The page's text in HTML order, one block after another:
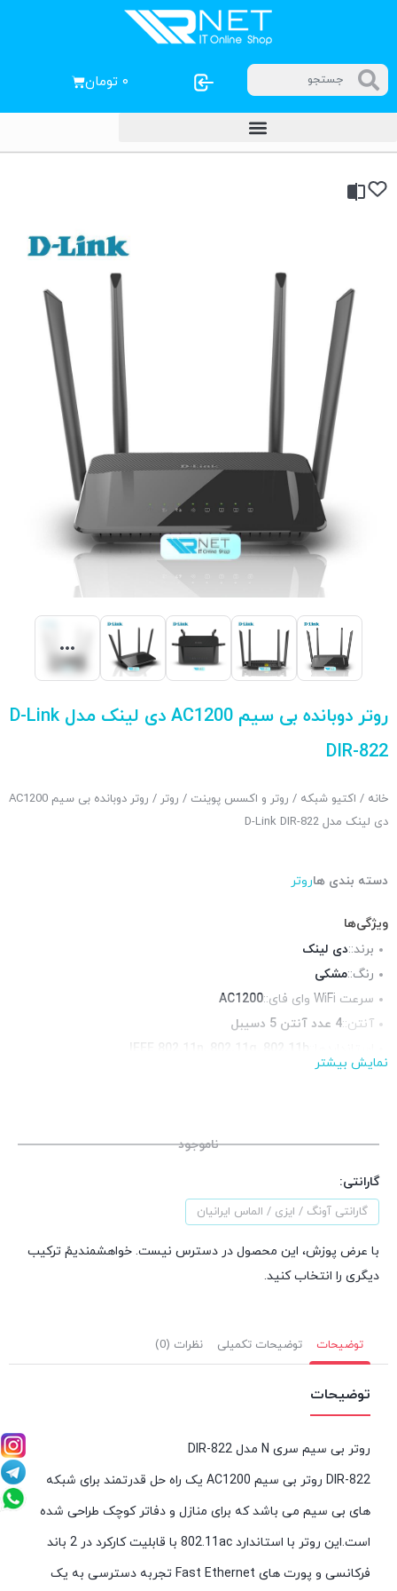
۰ تومان
روتر دوبانده بی سیم AC1200 دی لینک مدل D-Link
DIR-822
خانه / اکتیو شبکه / روتر و اکسس پوینت / روتر
/ روتر دوبانده بی سیم AC1200
دی لینک مدل D-Link DIR-822
دسته بندی هاروتر
ویژگی‌ها
برند::دی لینک
رنگ::مشکی
سرعت WiFi وای فای::
AC1200
آنتن::4 عدد آنتن 5 دسیبل
IEEE 802.11n, 802.11g, 802.11b
فرکانس::
دوبانده (2.4 و 5 گیگاهرتز)
نمایش بیشتر
ناموجود
گارانتی:
گارانتی آونگ / ایزی / الماس ایرانیان
با عرض پوزش، این محصول در دسترس نیست. خواهشمندیمً ترکیب
دیگری را انتخاب کنید.
توضیحات توضیحات تکمیلی نظرات (0)
توضیحات
روتر بی سیم سری N مدل DIR-822
DIR-822 روتر بی سیم AC1200 یک راه حل قدرتمند برای شبکه
های بی سیم می باشد که برای منازل و دفاتر کوچک طراحی شده
است.این روتر با استاندارد 802.11ac با قابلیت کارکرد در 2 باند
فرکانسی و پورت های Fast Ethernet تجربه دسترسی به یک